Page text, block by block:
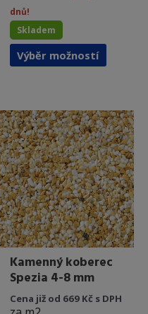
dnů!
Skladem
Výběr možností
Tento
produkt
variant.
lze
vybrat
na
stránce
Kamenný koberec
Spezia 4-8 mm
Cena již od 669 Kč s DPH